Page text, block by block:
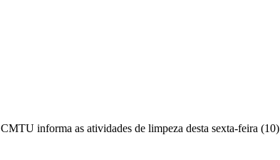
CMTU informa as atividades de limpeza desta sexta-feira (10)